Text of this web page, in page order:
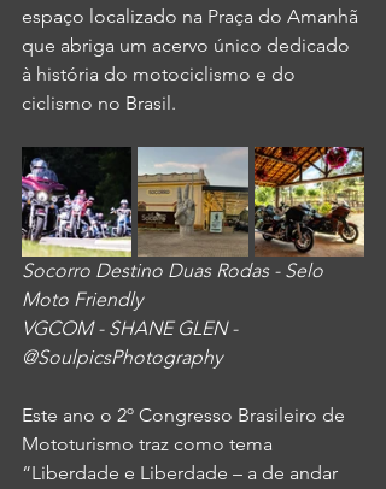
espaço localizado na Praça do Amanhã
que abriga um acervo único dedicado
à história do motociclismo e do
ciclismo no Brasil.
Socorro Destino Duas Rodas - Selo
Moto Friendly
VGCOM - SHANE GLEN -
@SoulpicsPhotography
Este ano o 2º Congresso Brasileiro de
Mototurismo traz como tema
“Liberdade e Liberdade – a de andar